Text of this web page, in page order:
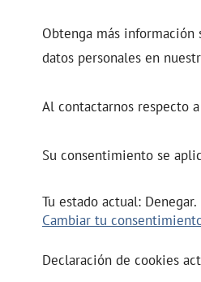
Obtenga más información
datos personales en
Al contactarnos respecto
Su consentimiento se
Tu estado actual: Denegar.
Cambiar tu
Declaración de cookies